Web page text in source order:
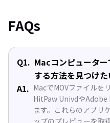
FAQs
Q1. Macコンピュータ
する方法を見つけた
A1. MacでMOVファイルを
HitPaw UnivdやAdobe
ます。これらのアプリ
ップのプレビューを取